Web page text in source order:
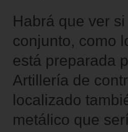
Habrá que ver
conjunto, como
está preparada
Artillería de
localizado
metálico que